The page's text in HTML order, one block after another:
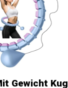
Gewicht